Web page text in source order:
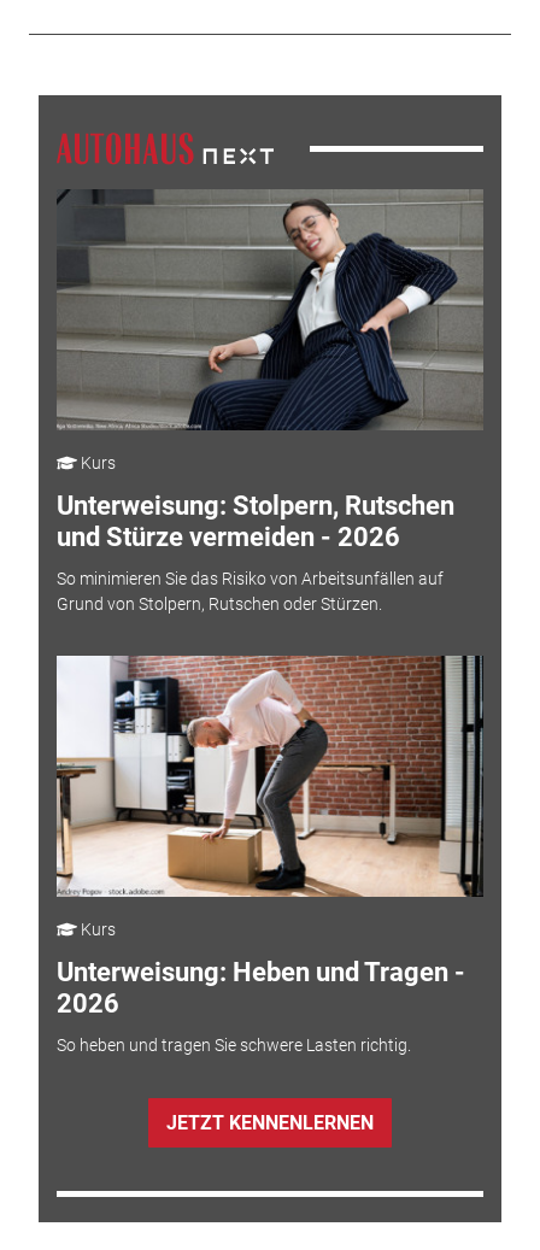
Kurs
Unterweisung: Stolpern, Rutschen
und Stürze vermeiden - 2026
So minimieren Sie das Risiko von Arbeitsunfällen auf
Grund von Stolpern, Rutschen oder Stürzen.
Kurs
Unterweisung: Heben und Tragen -
2026
So heben und tragen Sie schwere Lasten richtig.
JETZT KENNENLERNEN